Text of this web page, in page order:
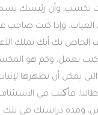
تكسب، وأن رئيسك
الغياب. وإذا كنت صاحب
الخاص بك أنك تملك
تعمل، وكم هو
التي يمكن أن تظهرها
فأکتب في
ومدة دراستك في تلك